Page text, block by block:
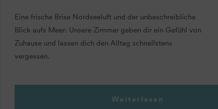
Eine frische Brise Nordseeluft und der unbeschreibliche
Blick aufs Meer: Unsere Zimmer geben dir ein Gefühl von
Zuhause und lassen dich den Alltag schnellstens
vergessen.
Weiterlesen